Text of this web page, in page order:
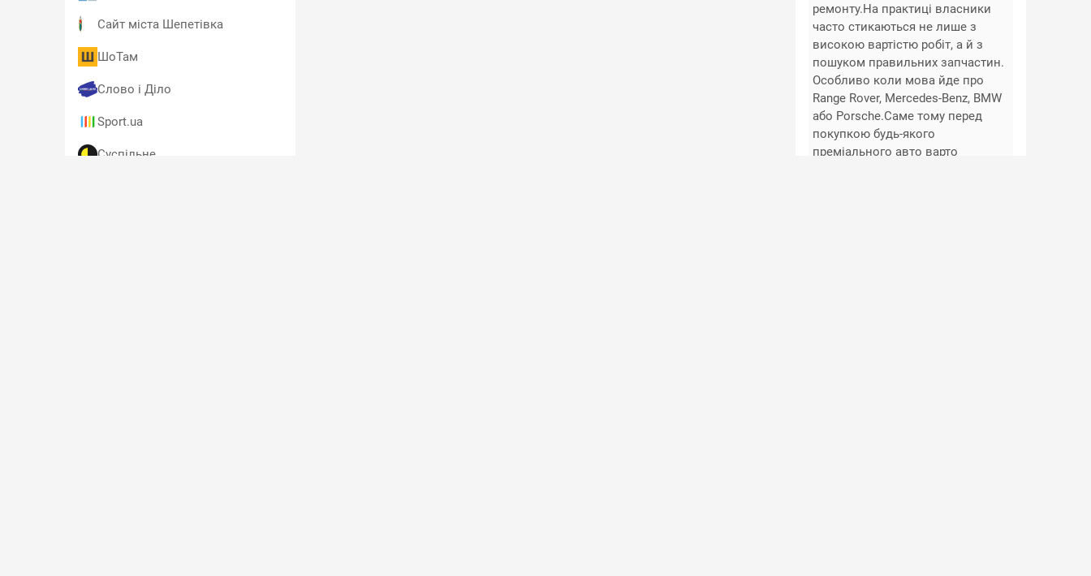
Сайт міста Шепетівка
ШоТам
Слово і Діло
Sport.ua
Суспільне
ремонту.На практиці власники
часто стикаються не лише з
високою вартістю робіт, а й з
пошуком правильних запчастин.
Особливо коли мова йде про
Range Rover, Mercedes-Benz, BMW
або Porsche.Саме тому перед
покупкою будь-якого
преміального авто варто